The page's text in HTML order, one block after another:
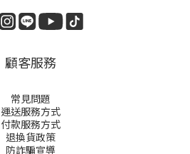
顧客服務
常見問題
運送服務方式
付款服務方式
退換貨政策
防詐騙宣導